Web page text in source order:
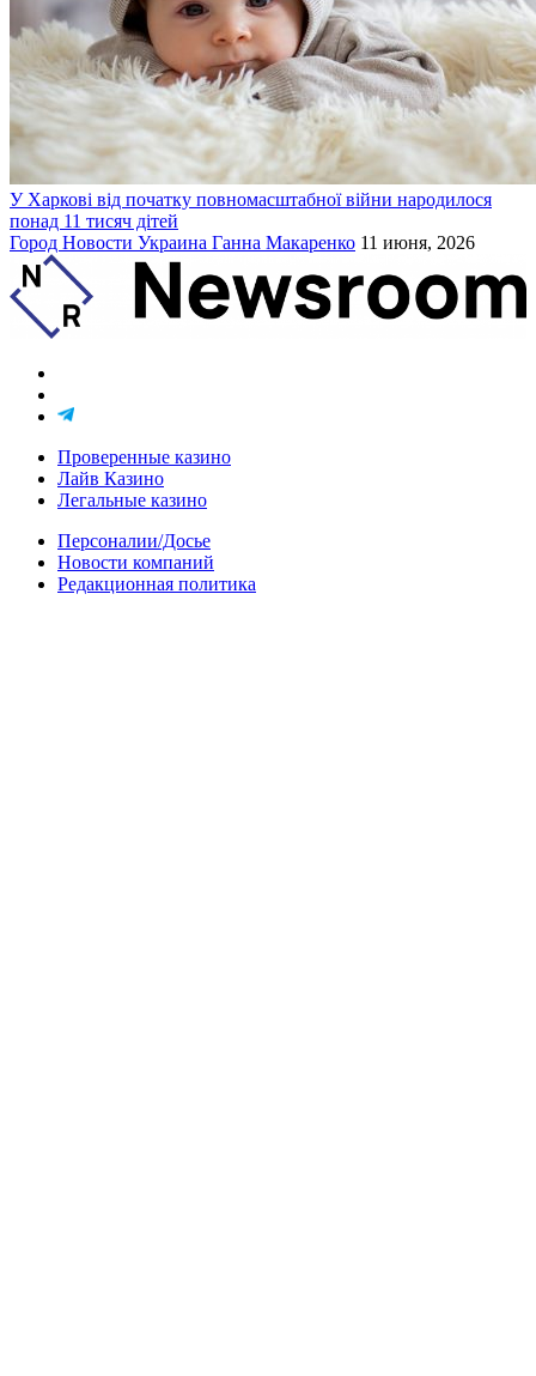
У Харкові від початку повномасштабної війни народилося
понад 11 тисяч дітей
Город Новости Украина Ганна Макаренко 11 июня, 2026
Проверенные казино
Лайв Казино
Легальные казино
Персоналии/Досье
Новости компаний
Редакционная политика